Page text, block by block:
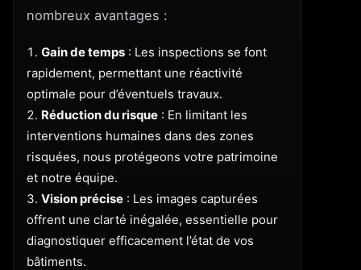
nombreux avantages :
Gain de temps : Les inspections se font
rapidement, permettant une réactivité
optimale pour d’éventuels travaux.
Réduction du risque : En limitant les
interventions humaines dans des zones
risquées, nous protégeons votre patrimoine
et notre équipe.
Vision précise : Les images capturées
offrent une clarté inégalée, essentielle pour
diagnostiquer efficacement l’état de vos
bâtiments.